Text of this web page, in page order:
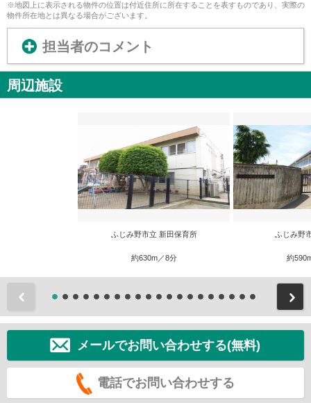
※地図上に表示される物件の位置は付近住所に所在することを表すものであり、実際の
物件所在地とは異なる場合がございます。
担当者のコメント
周辺施設
ふじみ野市立 新田保育所
約630m／8分
ふじみ野
約
メールでお問い合わせする(無料)
電話でお問い合わせする